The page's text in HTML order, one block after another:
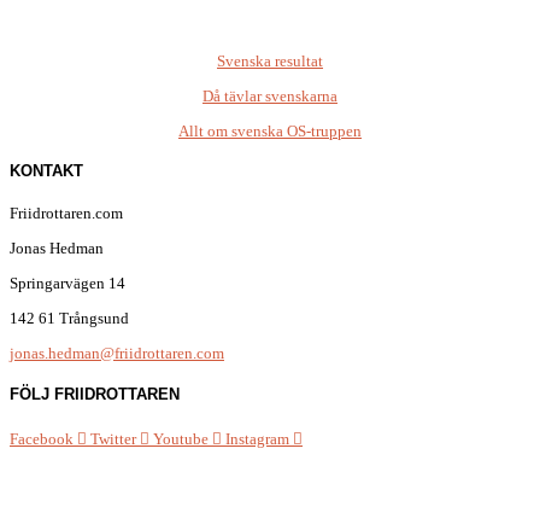
Svenska resultat
Då tävlar svenskarna
Allt om svenska OS-truppen
KONTAKT
Friidrottaren.com
Jonas Hedman
Springarvägen 14
142 61 Trångsund
jonas.hedman@friidrottaren.com
FÖLJ FRIIDROTTAREN
Facebook Twitter Youtube Instagram